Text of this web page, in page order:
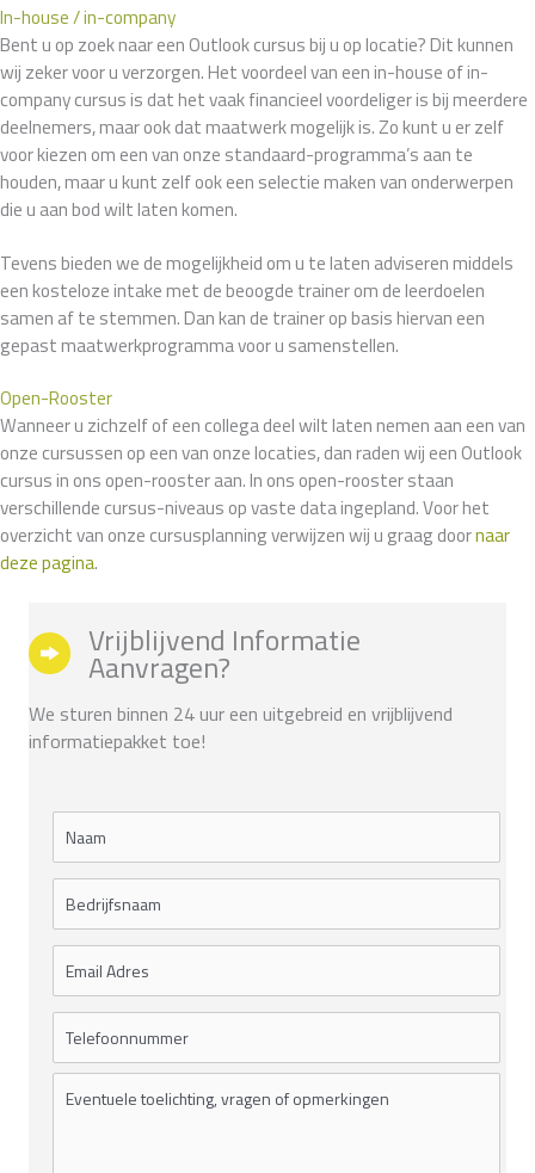
In-house / in-company
Bent u op zoek naar een Outlook cursus bij u op locatie? Dit kunnen
wij zeker voor u verzorgen. Het voordeel van een in-house of in-
company cursus is dat het vaak financieel voordeliger is bij meerdere
deelnemers, maar ook dat maatwerk mogelijk is. Zo kunt u er zelf
voor kiezen om een van onze standaard-programma’s aan te
houden, maar u kunt zelf ook een selectie maken van onderwerpen
die u aan bod wilt laten komen.
Tevens bieden we de mogelijkheid om u te laten adviseren middels
een kosteloze intake met de beoogde trainer om de leerdoelen
samen af te stemmen. Dan kan de trainer op basis hiervan een
gepast maatwerkprogramma voor u samenstellen.
Open-Rooster
Wanneer u zichzelf of een collega deel wilt laten nemen aan een van
onze cursussen op een van onze locaties, dan raden wij een Outlook
cursus in ons open-rooster aan. In ons open-rooster staan
verschillende cursus-niveaus op vaste data ingepland. Voor het
overzicht van onze cursusplanning verwijzen wij u graag doornaar
deze pagina.
Vrijblijvend Informatie
Aanvragen?
We sturen binnen 24 uur een uitgebreid en vrijblijvend
informatiepakket toe!